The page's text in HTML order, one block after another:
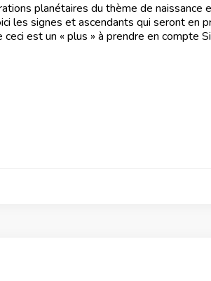
planétaires du thème de naissance
les signes et ascendants qui seront en
est un « plus » à prendre en compte